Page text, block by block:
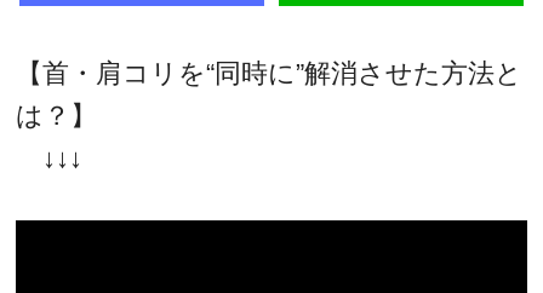
【首・肩コリを“同時に”解消させた方法と
は？】
↓↓↓